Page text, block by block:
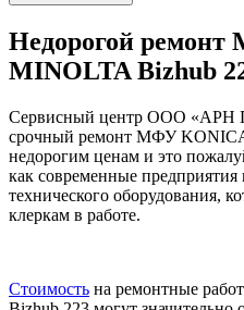
Недорогой
MINOLTA Bizhub
Сервисный центр ООО «АРН
срочный ремонт МФУ
недорогим ценам и это
как современные предприятия
технического оборудования,
клеркам в работе.
Стоимость на ремонтные